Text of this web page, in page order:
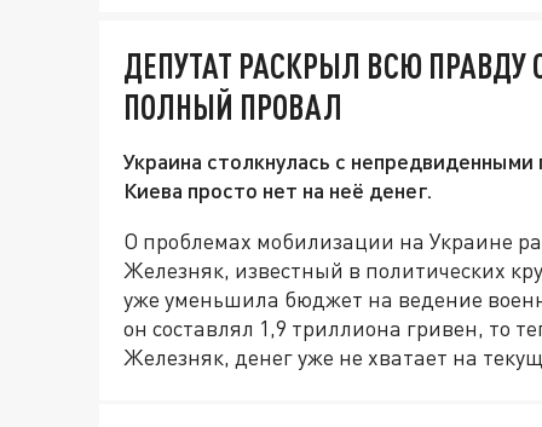
ДЕПУТАТ РАСКРЫЛ ВСЮ
ПОЛНЫЙ ПРОВАЛ
Украина столкнулась с
Киева просто нет на неё денег.
О проблемах мобилизации на Украине
Железняк, известный в политических
уже уменьшила бюджет на ведение
он составлял 1,9 триллиона гривен, то
Железняк, денег уже не хватает на